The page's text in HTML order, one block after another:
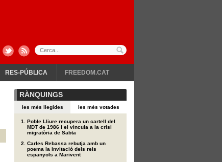
RES-PÚBLICA FREEDOM.CAT
RÀNQUINGS
les més llegides les més votades
Poble Lliure recupera un cartell del
MDT de 1986 i el vincula a la crisi
migratòria de Sabta
Carles Rebassa rebutja amb un
poema la invitació dels reis
espanyols a Marivent